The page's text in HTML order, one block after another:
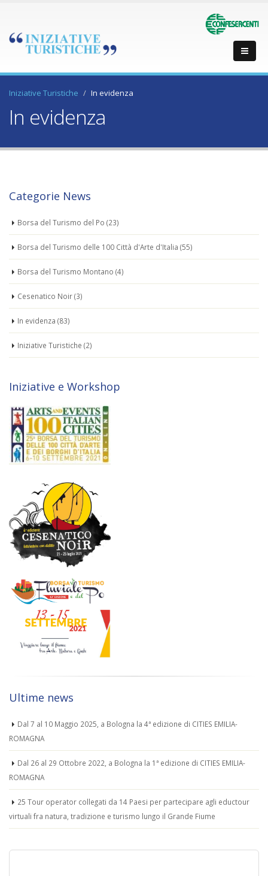
Iniziative Turistiche In evidenza
In evidenza
Categorie News
Borsa del Turismo del Po (23)
Borsa del Turismo delle 100 Città d'Arte d'Italia (55)
Borsa del Turismo Montano (4)
Cesenatico Noir(3)
In evidenza (83)
Iniziative Turistiche (2)
Iniziative e Workshop
Ultime news
Dal 7 al 10 Maggio 2025, a Bologna la 4ª edizione di CITIES EMILIA-
ROMAGNA
Dal 26 al 29 Ottobre 2022, a Bologna la 1ª edizione di CITIES EMILIA-
ROMAGNA
25 Tour operator collegati da 14 Paesi per partecipare agli eductour
virtuali fra natura, tradizione e turismo lungo il Grande Fiume